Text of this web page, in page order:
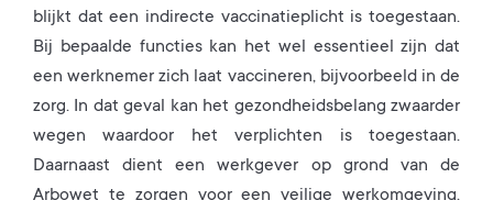
blijkt dat een indirecte vaccinatieplicht is toegestaan.
Bij bepaalde functies kan het wel essentieel zijn dat
een werknemer zich laat vaccineren, bijvoorbeeld in de
zorg. In dat geval kan het gezondheidsbelang zwaarder
wegen waardoor het verplichten is toegestaan.
Daarnaast dient een werkgever op grond van de
Arbowet te zorgen voor een veilige werkomgeving.